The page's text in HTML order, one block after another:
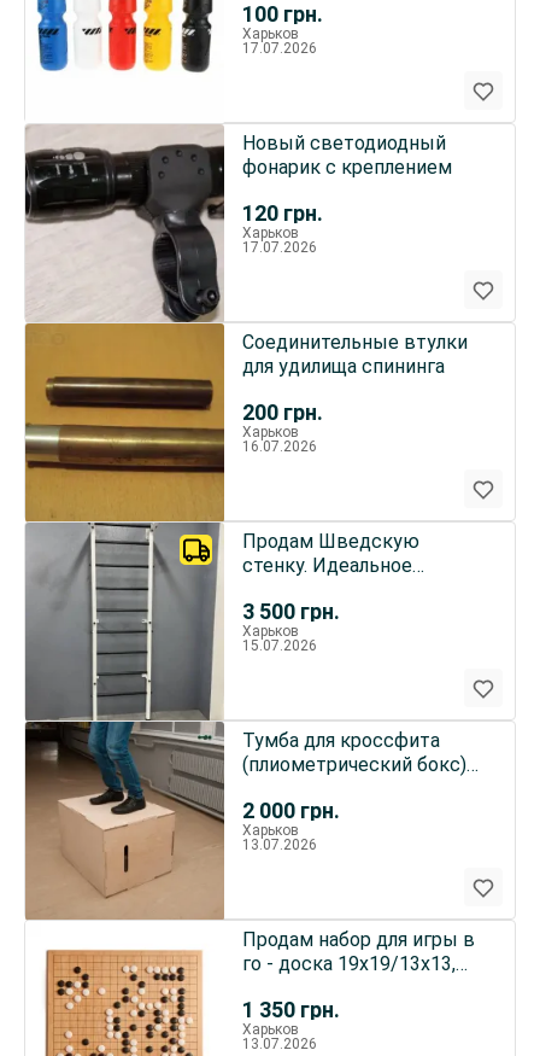
100 грн.
Харьков
17.07.2026
120 грн.
Новый светодиодный
фонарик с креплением
Харьков
17.07.2026
200 грн.
Соединительные втулки
для удилища спининга
Харьков
16.07.2026
3 500 грн.
Продам Шведскую
стенку. Идеальное
Харьков .ХТЗ. Самовывоз
Харьков
15.07.2026
2 000 грн.
Тумба для кроссфита
(плиометрический бокс)
Харьков
13.07.2026
1 350 грн.
Продам набор для игры в
го - доска 19х19/13х13,
Харьков
13.07.2026